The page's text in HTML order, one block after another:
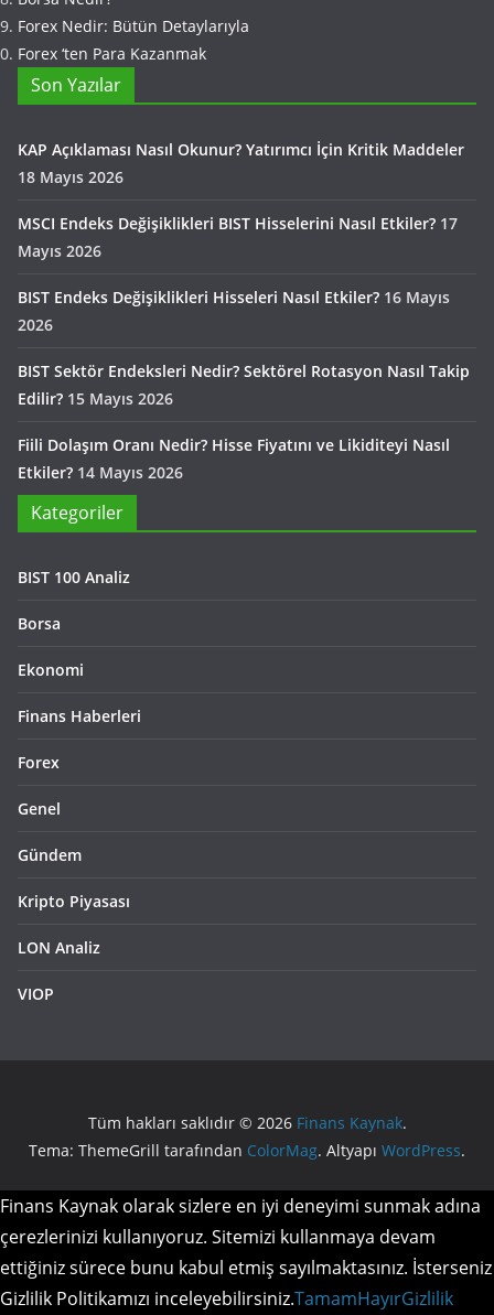
Forex Nedir: Bütün Detaylarıyla
Forex ‘ten Para Kazanmak
Son Yazılar
KAP Açıklaması Nasıl Okunur? Yatırımcı İçin Kritik Maddeler
18 Mayıs 2026
MSCI Endeks Değişiklikleri BIST Hisselerini Nasıl Etkiler? 17
Mayıs 2026
BIST Endeks Değişiklikleri Hisseleri Nasıl Etkiler? 16 Mayıs
2026
BIST Sektör Endeksleri Nedir? Sektörel Rotasyon Nasıl Takip
Edilir? 15 Mayıs 2026
Fiili Dolaşım Oranı Nedir? Hisse Fiyatını ve Likiditeyi Nasıl
Etkiler? 14 Mayıs 2026
Kategoriler
BIST 100 Analiz
Borsa
Ekonomi
Finans Haberleri
Forex
Genel
Gündem
Kripto Piyasası
LON Analiz
VIOP
Tüm hakları saklıdır © 2026 Finans Kaynak.
Tema: ThemeGrill tarafından ColorMag. Altyapı WordPress.
Finans Kaynak olarak sizlere en iyi deneyimi sunmak adına
çerezlerinizi kullanıyoruz. Sitemizi kullanmaya devam
ettiğiniz sürece bunu kabul etmiş sayılmaktasınız. İsterseniz
Gizlilik Politikamızı inceleyebilirsiniz.TamamHayırGizlilik